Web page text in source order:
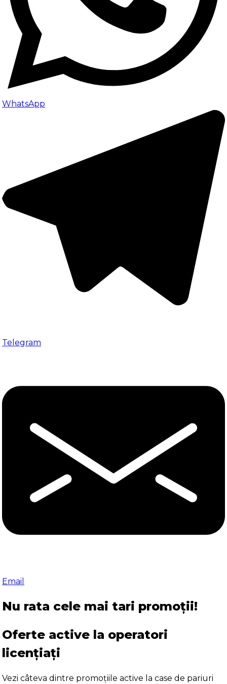
WhatsApp
Telegram
Email
Nu rata cele mai tari promoții!
Oferte active la operatori
licențiați
Vezi câteva dintre promoțiile active la case de pariuri